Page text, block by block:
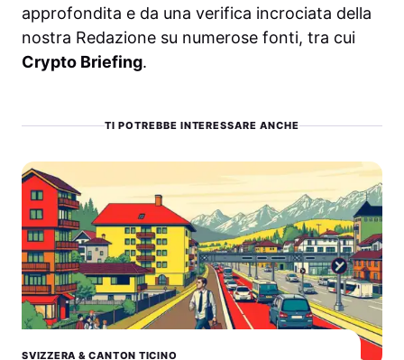
approfondita e da una verifica incrociata della
nostra Redazione su numerose fonti, tra cui
Crypto Briefing.
TI POTREBBE INTERESSARE ANCHE
SVIZZERA & CANTON TICINO